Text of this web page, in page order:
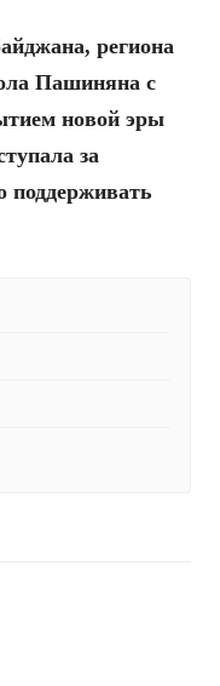
региона
Пашиняна с
новой эры
за
поддерживать